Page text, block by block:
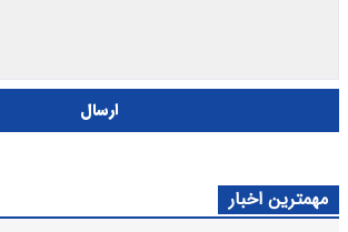
ارسال
مهمترین اخبار